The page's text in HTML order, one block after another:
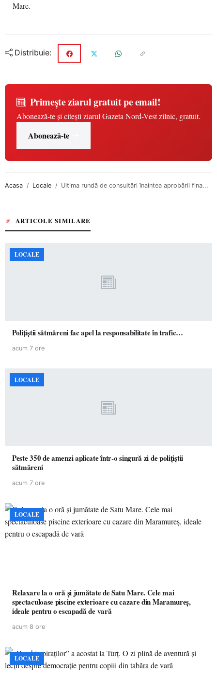
Mare.
Distribuie:
Primește ziarul gratuit pe email!
Abonează-te și citești ziarul Gazeta Nord-Vest zilnic, gratuit.
Abonează-te
Acasa Locale Ultima rundă de consultări înaintea aprobării fina...
ARTICOLE SIMILARE
LOCALE
Polițiștii sătmăreni fac apel la responsabilitate în trafic…
acum 7 ore
LOCALE
Peste 350 de amenzi aplicate într-o singură zi de polițiștii
sătmăreni
acum 7 ore
LOCALE
Relaxare la o oră și jumătate de Satu Mare. Cele mai
spectaculoase piscine exterioare cu cazare din Maramureș,
ideale pentru o escapadă de vară
acum 8 ore
LOCALE